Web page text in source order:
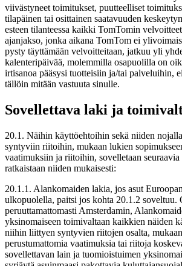
viivästyneet toimitukset, puutteelliset
tilapäinen tai osittainen saatavuuden
esteen tilanteessa kaikki TomTomin
ajanjakso, jonka aikana TomTom ei
pysty täyttämään velvoitteitaan, jatkuu yli
kalenteripäivää, molemmilla osapuolilla on
irtisanoa pääsysi tuotteisiin ja/tai palveluihin,
tällöin mitään vastuuta sinulle.
Sovellettava laki ja
20.1. Näihin käyttöehtoihin sekä niiden
syntyviin riitoihin, mukaan lukien
vaatimuksiin ja riitoihin, sovelletaan seuraavia
ratkaistaan niiden mukaisesti:
20.1.1. Alankomaiden lakia, jos asut
ulkopuolella, paitsi jos kohta 20.1.2 soveltuu.
peruuttamattomasti Amsterdamin,
yksinomaiseen toimivaltaan kaikkien näiden
niihin liittyen syntyvien riitojen osalta,
perustumattomia vaatimuksia tai riitoja
sovellettavan lain ja tuomioistuimen